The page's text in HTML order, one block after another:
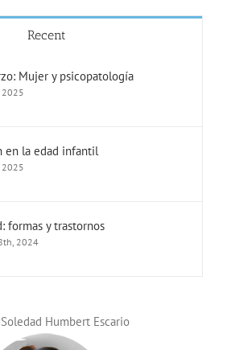
Recent
Mujer y psicopatología
2025
en la edad infantil
2025
formas y trastornos
2024
Soledad Humbert Escario